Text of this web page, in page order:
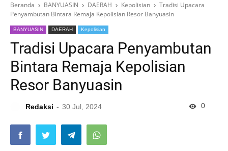
Beranda BANYUASIN DAERAH Kepolisian
Tradisi Upacara
Penyambutan Bintara Remaja Kepolisian Resor Banyuasin
BANYUASIN DAERAH Kepolisian
Tradisi Upacara Penyambutan
Bintara Remaja Kepolisian
Resor Banyuasin
Redaksi 30 Jul, 2024 0